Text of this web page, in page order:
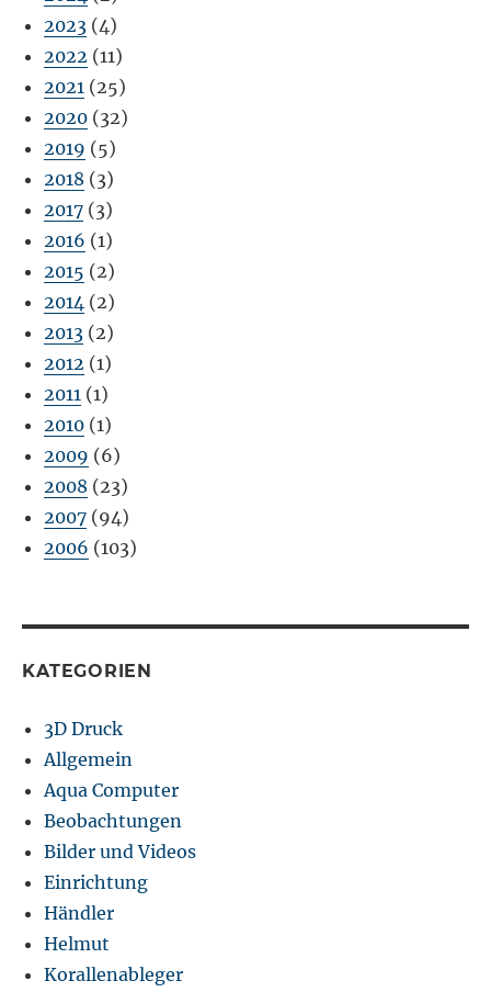
2023 (4)
2022 (11)
2021 (25)
2020 (32)
2019 (5)
2018 (3)
2017 (3)
2016 (1)
2015 (2)
2014 (2)
2013 (2)
2012 (1)
2011 (1)
2010 (1)
2009 (6)
2008 (23)
2007 (94)
2006 (103)
KATEGORIEN
3D Druck
Allgemein
Aqua Computer
Beobachtungen
Bilder und Videos
Einrichtung
Händler
Helmut
Korallenableger